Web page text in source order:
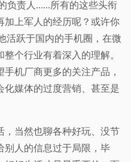
负责人......所有的这些头衔
加上军人的经历呢？或许你
活跃于国内的手机圈，在微
个行业有着深入的理解。
机厂商更多的关注产品，
化媒体的过度营销、甚至是
，当然也聊各种好玩、没节
别人的信息过于局限，毕